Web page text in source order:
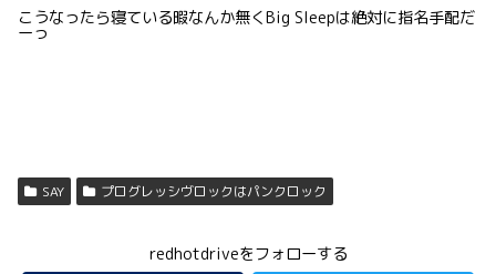
こうなったら寝ている暇なんか無くBig Sleepは絶対に指名手配だ
ーっ
SAY プログレッシヴロックはパンクロック
redhotdriveをフォローする